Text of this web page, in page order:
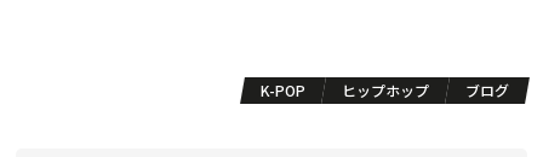
K-POP ヒップホップ ブログ